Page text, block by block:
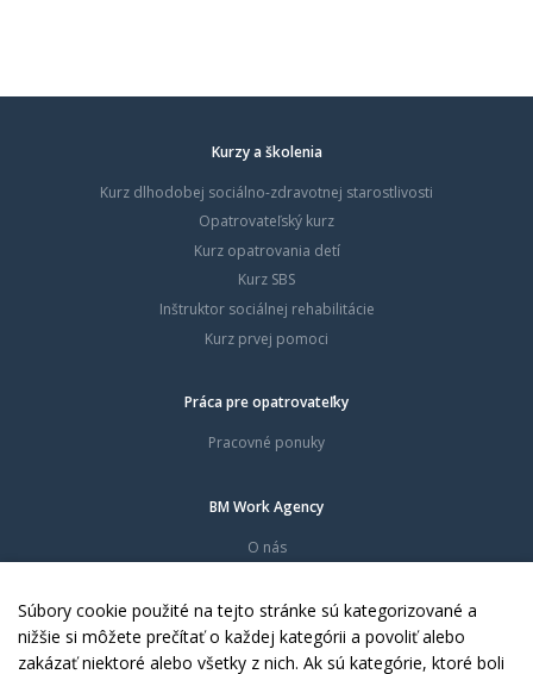
Kurzy a školenia
Kurz dlhodobej sociálno-zdravotnej starostlivosti
Opatrovateľský kurz
Kurz opatrovania detí
Kurz SBS
Inštruktor sociálnej rehabilitácie
Kurz prvej pomoci
Práca pre opatrovateľky
Pracovné ponuky
BM Work Agency
O nás
Dokumenty
Kontakty
Súbory cookie použité na tejto stránke sú kategorizované a
nižšie si môžete prečítať o každej kategórii a povoliť alebo
zakázať niektoré alebo všetky z nich. Ak sú kategórie, ktoré boli